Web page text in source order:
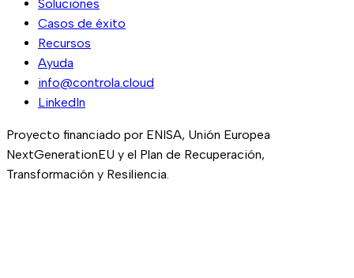
Soluciones
Casos de éxito
Recursos
Ayuda
info@controla.cloud
LinkedIn
Proyecto financiado por ENISA, Unión Europea
NextGenerationEU y el Plan de Recuperación,
Transformación y Resiliencia.